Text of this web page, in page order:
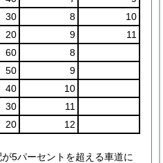
30
8
10
20
9
11
60
8
50
9
40
10
30
11
20
12
5パーセントを超える車道に